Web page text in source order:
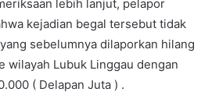
lebih lanjut, pelapor
kejadian begal tersebut tidak
sebelumnya dilaporkan hilang
wilayah Lubuk Linggau dengan
( Delapan Juta ) .